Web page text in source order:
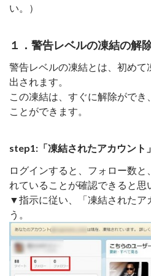
い。）
１．警告レベルの凍結の解
警告レベルの凍結とは、初めて
出されます。
この凍結は、すぐに解除ができ
ことができます。
step1:「凍結されたアカウント
ログインすると、フォロー数
れていることが確認できると思
▼指示に従い、「凍結されたア
う。